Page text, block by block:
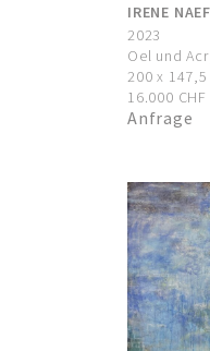
IRENE NAEF
2023
Oel und
200 x 147,5
16.000
Anfrage